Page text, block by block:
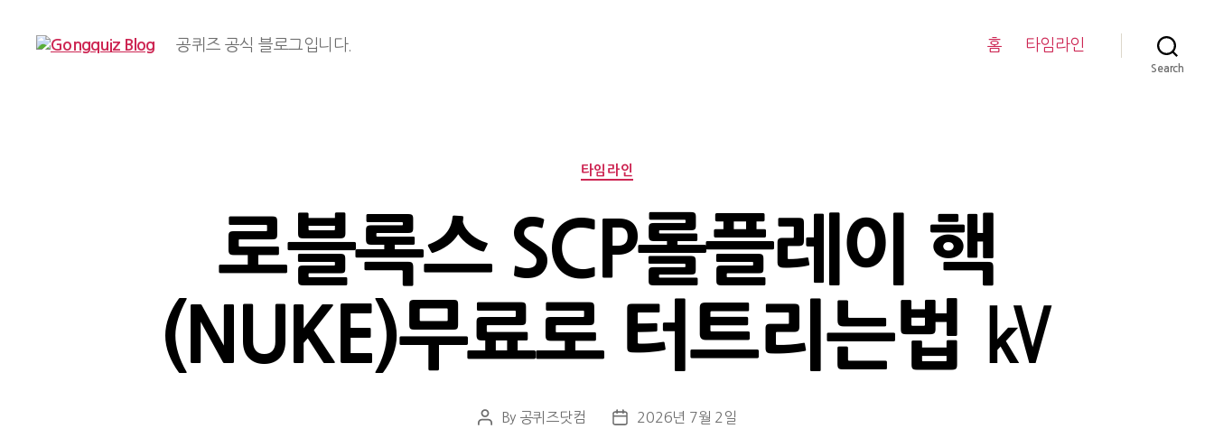
공퀴즈 공식 블로그입니다. 홈 타임라인
Search
Categories
타임라인
로블록스 SCP롤플레이 핵
(NUKE)무료로 터트리는법 ㎸
Post
By 공퀴즈닷컴
Post2026년 7월 2일